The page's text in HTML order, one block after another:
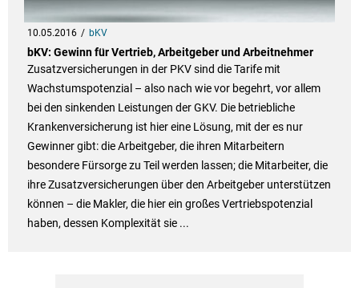
10.05.2016 bKV
bKV: Gewinn für Vertrieb, Arbeitgeber und Arbeitnehmer
Zusatzversicherungen in der PKV sind die Tarife mit
Wachstumspotenzial – also nach wie vor begehrt, vor allem
bei den sinkenden Leistungen der GKV. Die betriebliche
Krankenversicherung ist hier eine Lösung, mit der es nur
Gewinner gibt: die Arbeitgeber, die ihren Mitarbeitern
besondere Fürsorge zu Teil werden lassen; die Mitarbeiter, die
ihre Zusatzversicherungen über den Arbeitgeber unterstützen
können – die Makler, die hier ein großes Vertriebspotenzial
haben, dessen Komplexität sie ...